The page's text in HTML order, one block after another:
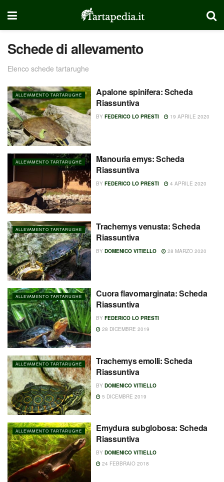
Schede di allevamento
Elenco schede tartarughe
ALLEVAMENTO TARTARUGHE
Apalone spinifera: Scheda
Riassuntiva
BY FEDERICO LO PRESTI 19 APRILE 2020
ALLEVAMENTO TARTARUGHE
Manouria emys: Scheda
Riassuntiva
BY FEDERICO LO PRESTI 4 APRILE 2020
ALLEVAMENTO TARTARUGHE
Trachemys venusta: Scheda
Riassuntiva
BY DOMENICO VITIELLO 28 MARZO 2020
ALLEVAMENTO TARTARUGHE
Cuora flavomarginata: Scheda
Riassuntiva
BY FEDERICO LO PRESTI
28 DICEMBRE 2019
ALLEVAMENTO TARTARUGHE
Trachemys emolli: Scheda
Riassuntiva
BY DOMENICO VITIELLO
5 DICEMBRE 2019
ALLEVAMENTO TARTARUGHE
Emydura subglobosa: Scheda
Riassuntiva
BY DOMENICO VITIELLO
24 FEBBRAIO 2018